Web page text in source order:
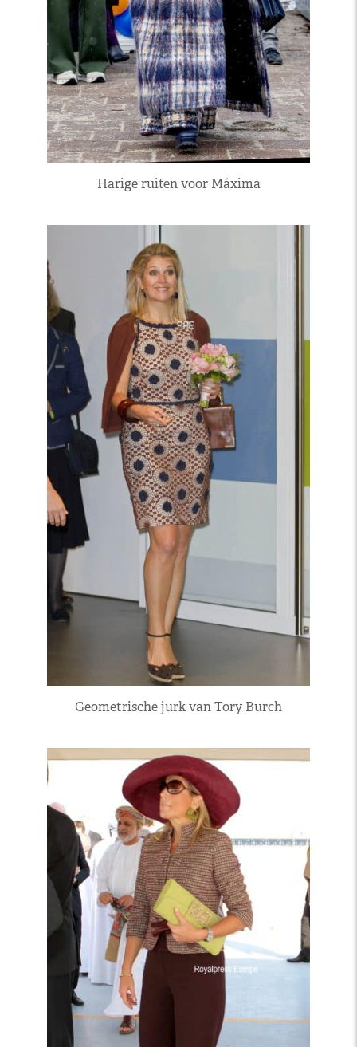
Harige ruiten voor Máxima
Geometrische jurk van Tory Burch